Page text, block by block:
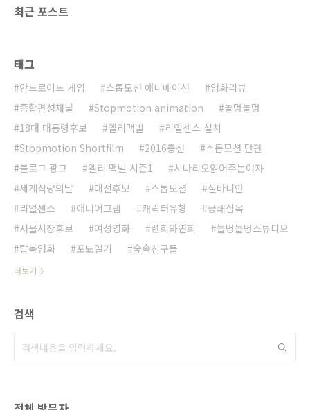
최근 포스트
태그
안드로이드 게임 스톱모션 애니메이션
영화리뷰
종합편성채널
Stopmotion animation
놀멍놀멍
18대 대통령후보
앨리맥빌
리얼센스 설치
Stopmotion Shortfilm
2016총선
스톱모션 단편
블로그 광고
앨리 맥빌 시즌1
시나리오읽어주는여자
세계식량의날
대선후보 스톱모션
실바니안
리얼센스
애니어그램 캐릭터유형
궁쇄심옥
서울시장후보
여성영화 련희와연희
놀멍놀멍스튜디오
탈북영화
포뇨일기 숲속친구들
더보기
검색